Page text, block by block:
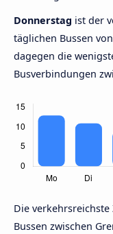
Donnerstag ist der
täglichen Bussen
dagegen die
Busverbindungen
Die verkehrsreichste
Bussen zwischen